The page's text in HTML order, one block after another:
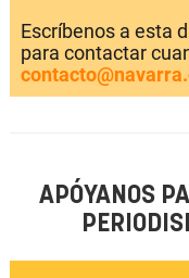
Escríbenos a esta
para contactar
APÓYANOS